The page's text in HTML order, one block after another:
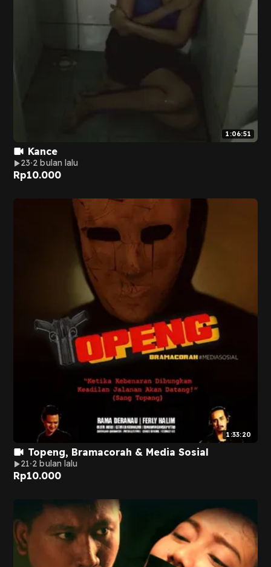
1:06:51
Kance
23 2 bulan lalu
Rp10.000
1:33:20
Topeng, Bramacorah & Media Sosial
21 2 bulan lalu
Rp10.000